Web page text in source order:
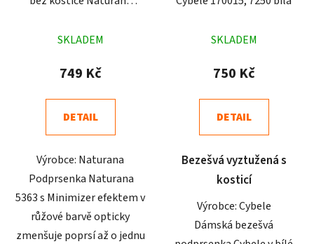
hodnocení
produktu
5,0
z
hvězdiček.
SKLADEM
749 Kč
DETAIL
Výrobce: Naturana
Podprsenka Naturana
5363 s Minimizer efektem v
růžové barvě opticky
zmenšuje poprsí až o jednu
hodnocení
produktu
5,0
z
hvězdiček.
SKLADEM
750 Kč
DETAIL
Bezešvá vyztužená s
kosticí
Výrobce: Cybele
Dámská bezešvá